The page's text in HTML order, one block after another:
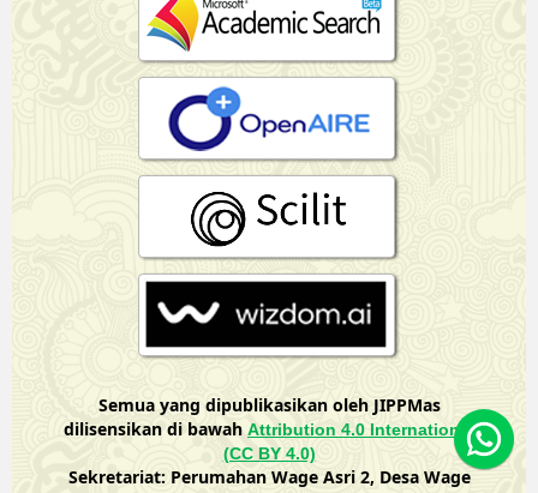
Semua yang dipublikasikan oleh JIPPMas
dilisensikan di bawah Attribution 4.0 International
(CC BY 4.0)
Sekretariat: Perumahan Wage Asri 2, Desa Wage